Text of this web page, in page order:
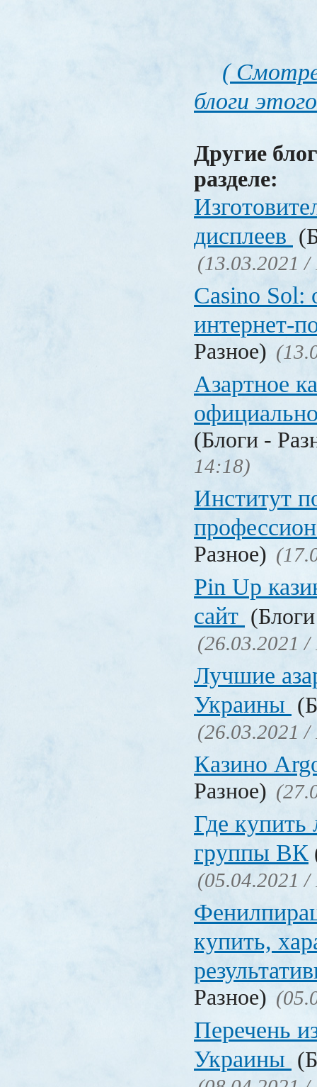
(
блоги
Другие
разделе:
дисплеев
(13.03.2021 /
Casino Sol:
интернет-
Разное)
Азартное
(Блоги -
14:18)
Институт
Разное)
Pin Up
сайт
(26.03.2021 /
Лучшие
Украины
(26.03.2021 /
Казино
Разное)
Где купить
группы ВК
(05.04.2021 /
купить,
Разное)
Перечень
Украины